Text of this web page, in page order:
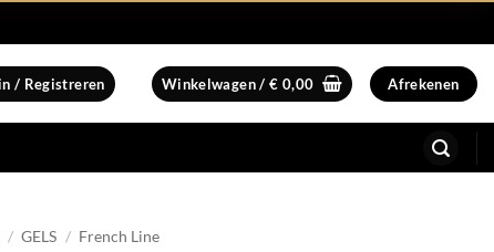
/ Registreren Winkelwagen /€ 0,00 Afrekenen
/ GELS / French Line